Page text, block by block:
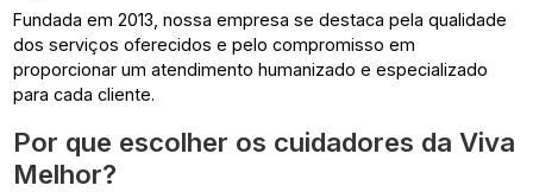
Fundada em 2013, nossa empresa se destaca pela qualidade
dos serviços oferecidos e pelo compromisso em
proporcionar um atendimento humanizado e especializado
para cada cliente.
Por que escolher os cuidadores da Viva
Melhor?